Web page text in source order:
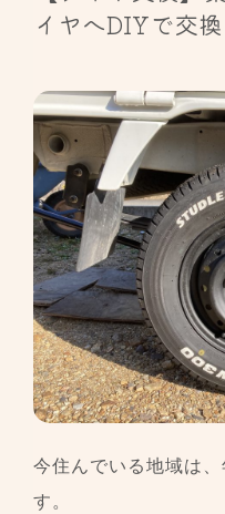
イヤへDIYで交
今住んでいる地域は
す。